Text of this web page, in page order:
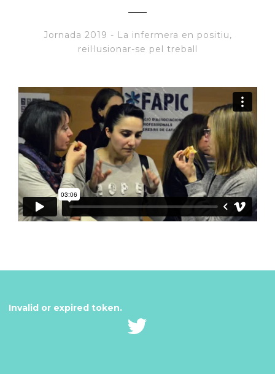
Jornada 2019 - La infermera en positiu,
reil·lusionar-se pel treball
Invalid or expired token.